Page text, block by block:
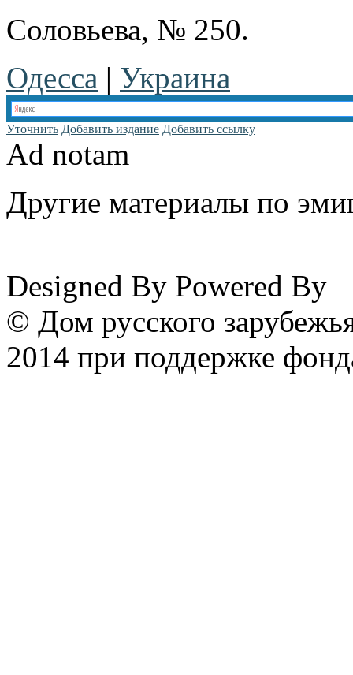
Соловьева, № 250.
Одесса | Украина
Уточнить Добавить издание Добавить ссылку
Ad notam
Другие материалы по
Designed By Powered By
© Дом русского
2014 при поддержке